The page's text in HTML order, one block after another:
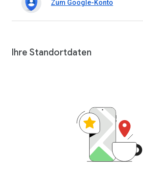
Zum Google-Konto
Ihre Standortdaten